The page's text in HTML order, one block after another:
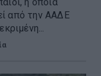
από την ΑΑΔΕ